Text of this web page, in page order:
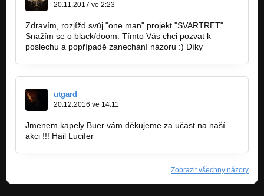
20.11.2017 ve 2:23
Zdravím, rozjížd svůj "one man" projekt "SVARTRET".
Snažím se o black/doom. Tímto Vás chci pozvat k
poslechu a popřípadě zanechání názoru :) Díky
utgard
20.12.2016 ve 14:11
Jmenem kapely Buer vám děkujeme za učast na naší
akci !!! Hail Lucifer
Zobrazit všechny názory